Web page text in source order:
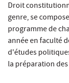
Droit
genre, se
programme de
année en faculté
d'études
la préparation